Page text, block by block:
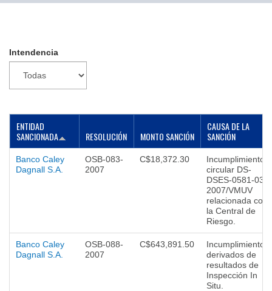
Intendencia
ENTIDAD
SANCIONADA
RESOLUCIÓN MONTO SANCIÓN
CAUSA DE LA
SANCIÓN
Banco Caley
Dagnall S.A.
OSB-083-
2007
C$18,372.30
Incumplimiento a
circular DS-
DSES-0581-03-
2007/VMUV
relacionada con
la Central de
Riesgo.
Banco Caley
Dagnall S.A.
OSB-088-
2007
C$643,891.50
Incumplimientos
derivados de
resultados de
Inspección In
Situ.